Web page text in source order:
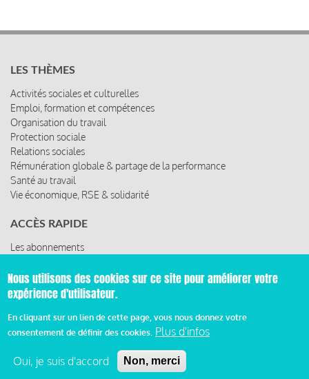
LES THÈMES
Activités sociales et culturelles
Emploi, formation et compétences
Organisation du travail
Protection sociale
Relations sociales
Rémunération globale & partage de la performance
Santé au travail
Vie économique, RSE & solidarité
ACCÈS RAPIDE
Les abonnements
Les ressources
© 2019 Miroir Social - Réalisé parCafffeine
Mentions légales et condition générale d’utilisation et
d’abonnement
Nous utilisons des cookies sur ce site pour améliorer votre
expérience d'utilisateur.
En cliquant sur un lien de cette page, vous nous donnez votre
consentement de définir des cookies. Plus d'infos
Oui, je suis d'accord Non, merci